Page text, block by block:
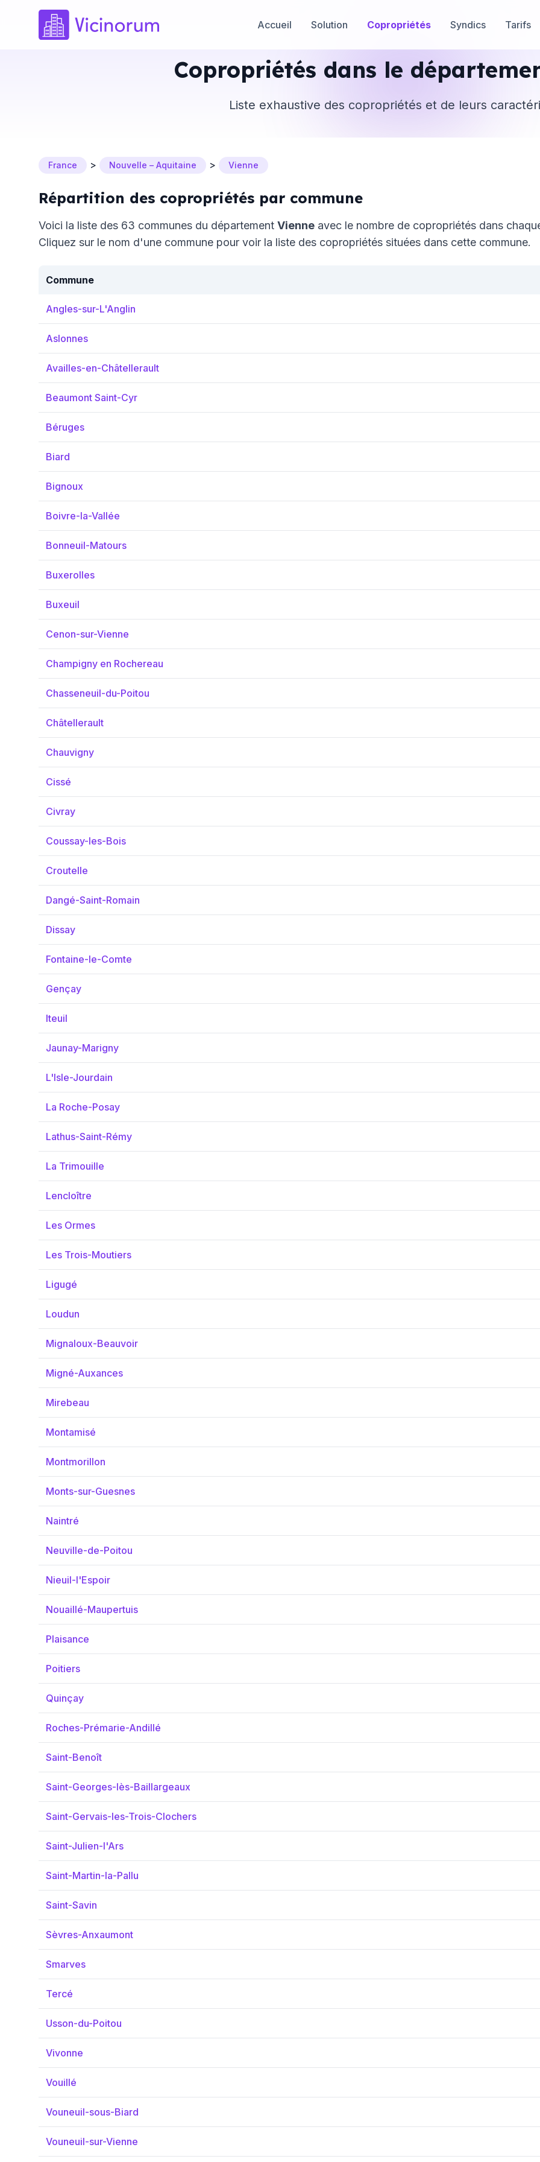
Accueil Solution Copropriétés Syndics Tarifs
Copropriétés dans le
Liste exhaustive des copropriétés et de leurs
France > Nouvelle – Aquitaine > Vienne
Répartition des copropriétés par commune
Voici la liste des 63 communes du département Vienne avec le nombre de copropriétés dans
Cliquez sur le nom d'une commune pour voir la liste des copropriétés situées dans cette commune.
Commune
Angles-sur-L'Anglin
Aslonnes
Availles-en-Châtellerault
Beaumont Saint-Cyr
Béruges
Biard
Bignoux
Boivre-la-Vallée
Bonneuil-Matours
Buxerolles
Buxeuil
Cenon-sur-Vienne
Champigny en Rochereau
Chasseneuil-du-Poitou
Châtellerault
Chauvigny
Cissé
Civray
Coussay-les-Bois
Croutelle
Dangé-Saint-Romain
Dissay
Fontaine-le-Comte
Gençay
Iteuil
Jaunay-Marigny
L'Isle-Jourdain
La Roche-Posay
Lathus-Saint-Rémy
La Trimouille
Lencloître
Les Ormes
Les Trois-Moutiers
Ligugé
Loudun
Mignaloux-Beauvoir
Migné-Auxances
Mirebeau
Montamisé
Montmorillon
Monts-sur-Guesnes
Naintré
Neuville-de-Poitou
Nieuil-l'Espoir
Nouaillé-Maupertuis
Plaisance
Poitiers
Quinçay
Roches-Prémarie-Andillé
Saint-Benoît
Saint-Georges-lès-Baillargeaux
Saint-Gervais-les-Trois-Clochers
Saint-Julien-l'Ars
Saint-Martin-la-Pallu
Saint-Savin
Sèvres-Anxaumont
Smarves
Tercé
Usson-du-Poitou
Vivonne
Vouillé
Vouneuil-sous-Biard
Vouneuil-sur-Vienne